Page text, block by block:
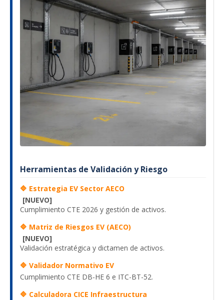
Herramientas de Validación y Riesgo
🔷 Estrategia EV Sector AECO
[NUEVO]
Cumplimiento CTE 2026 y gestión de activos.
🔷 Matriz de Riesgos EV (AECO)
[NUEVO]
Validación estratégica y dictamen de activos.
🔷 Validador Normativo EV
Cumplimiento CTE DB-HE 6 e ITC-BT-52.
🔷 Calculadora CICE Infraestructura